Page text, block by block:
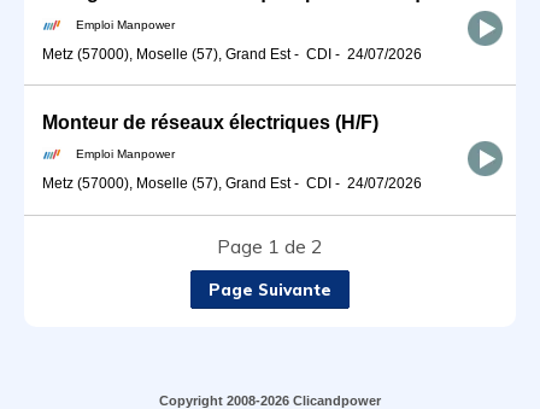
Emploi Manpower
Metz (57000), Moselle (57), Grand Est- CDI - 24/07/2026
Monteur de réseaux électriques (H/F)
Emploi Manpower
Metz (57000), Moselle (57), Grand Est- CDI - 24/07/2026
Page 1 de 2
Page Suivante
Copyright 2008-2026 Clicandpower